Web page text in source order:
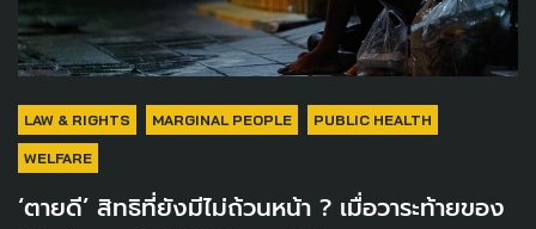
LAW & RIGHTS MARGINAL PEOPLE PUBLIC HEALTH
WELFARE
‘ตายดี’ สิทธิที่ยังมีไม่ถ้วนหน้า ? เมื่อวาระท้ายของ